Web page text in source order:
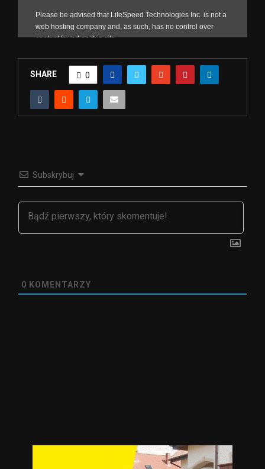
SHARE 0
Subskrybuj
0 KOMENTARZY